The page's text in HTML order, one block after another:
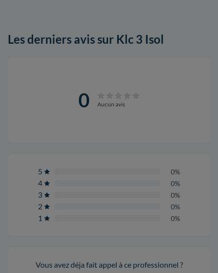
Les derniers avis sur Klc 3 Isol
0 Aucun avis
5 0%
4 0%
3 0%
2 0%
1 0%
Vous avez déja fait appel à ce professionnel ?